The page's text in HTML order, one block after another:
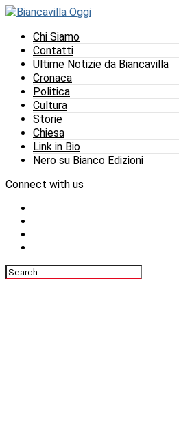
Chi Siamo
Contatti
Ultime Notizie da Biancavilla
Cronaca
Politica
Cultura
Storie
Chiesa
Link in Bio
Nero su Bianco Edizioni
Connect with us